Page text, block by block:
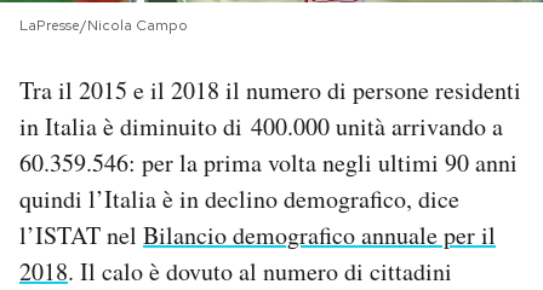
I MIEI PREFERITI
SHOP
CALENDARIO
AREA PERSONALE
LaPresse/Nicola Campo
Tra il 2015 e il 2018 il numero di persone residenti
in Italia è diminuito di 400.000 unità arrivando a
60.359.546: per la prima volta negli ultimi 90 anni
quindi l’Italia è in declino demografico, dice
l’ISTAT nel Bilancio demografico annuale per il
2018. Il calo è dovuto al numero di cittadini